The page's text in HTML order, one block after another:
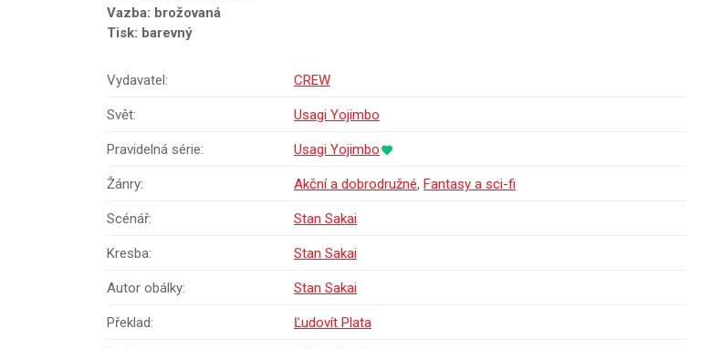
Vazba: brožovaná
Tisk: barevný
Vydavatel: CREW
Svět: Usagi Yojimbo
Pravidelná série: Usagi Yojimbo
Žánry: Akční a dobrodružné, Fantasy a sci-fi
Scénář: Stan Sakai
Kresba: Stan Sakai
Autor obálky: Stan Sakai
Překlad: Ľudovít Plata